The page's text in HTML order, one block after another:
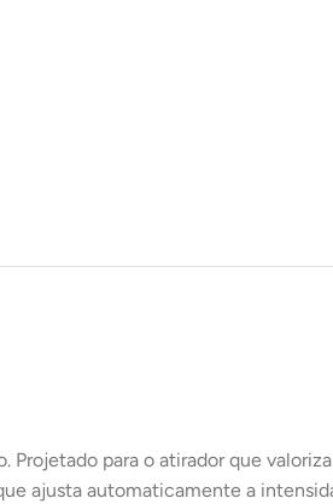
para o atirador que
ajusta automaticamente a